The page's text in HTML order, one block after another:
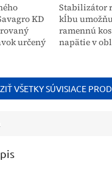
KD
určený
Stabilizátor
kĺbu
ramennú
napätie v
túto časť tela.
VŠETKY SÚVISIACE